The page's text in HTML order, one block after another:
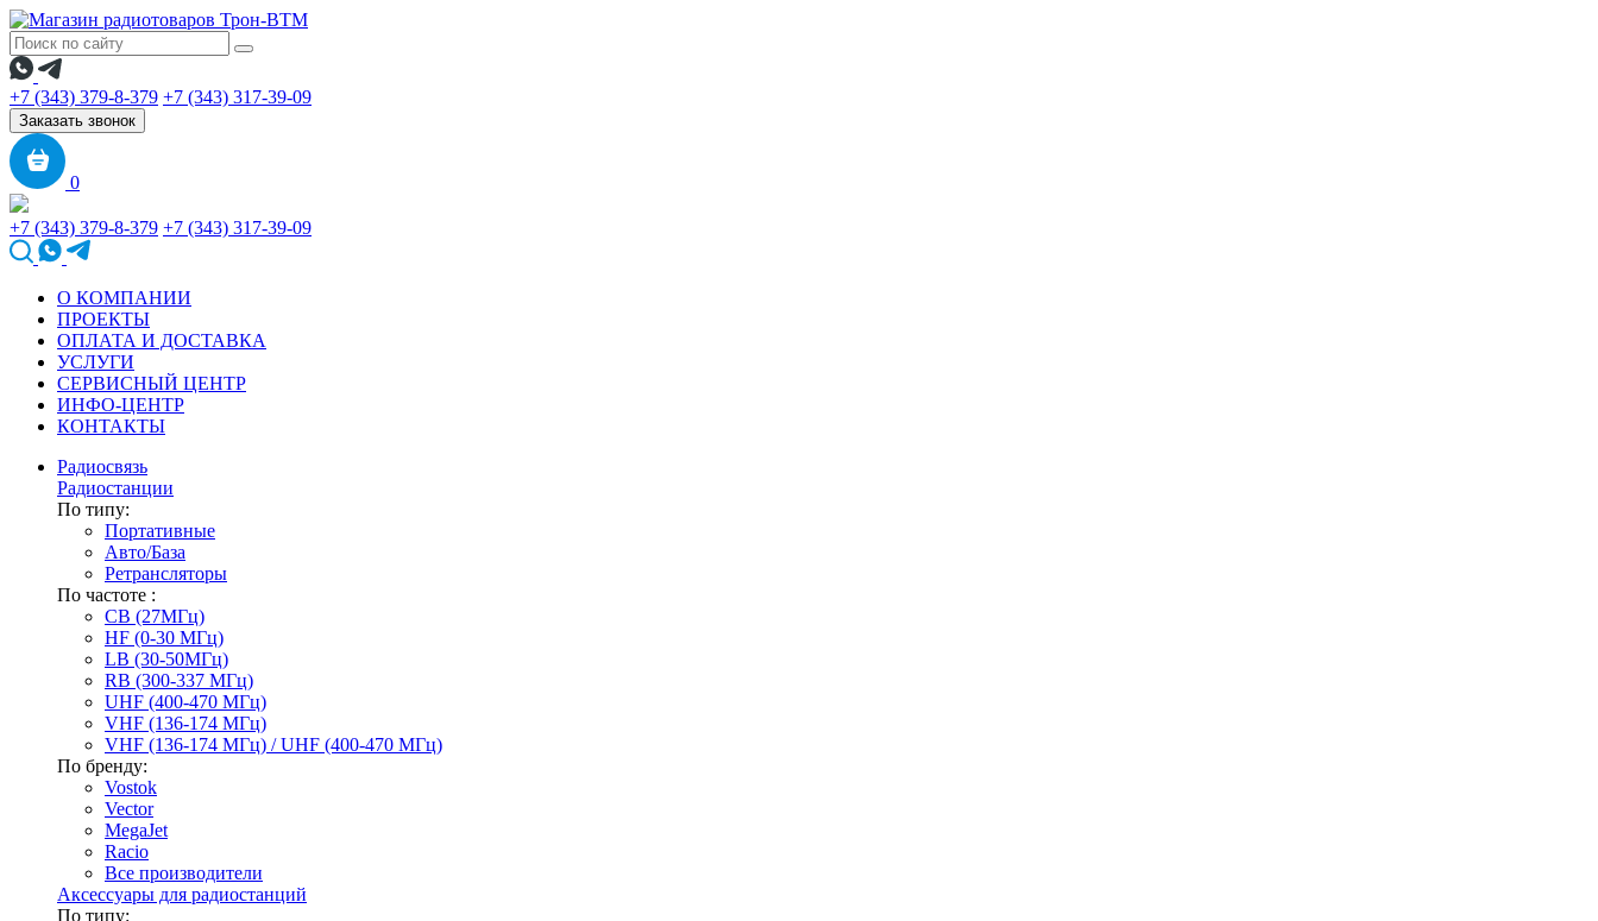
+7 (343) 379-8-379 +7 (343) 317-39-09
Заказать звонок
0
+7 (343) 379-8-379 +7 (343) 317-39-09
О КОМПАНИИ
ПРОЕКТЫ
ОПЛАТА И ДОСТАВКА
УСЛУГИ
СЕРВИСНЫЙ ЦЕНТР
ИНФО-ЦЕНТР
КОНТАКТЫ
Радиосвязь
Радиостанции
По типу:
Портативные
Авто/База
Ретрансляторы
По частоте :
CB (27МГц)
HF (0-30 МГц)
LB (30-50МГц)
RB (300-337 МГц)
UHF (400-470 МГц)
VHF (136-174 МГц)
VHF (136-174 МГц) / UHF (400-470 МГц)
По бренду:
Vostok
Vector
MegaJet
Racio
Все производители
Аксессуары для радиостанций
По типу: